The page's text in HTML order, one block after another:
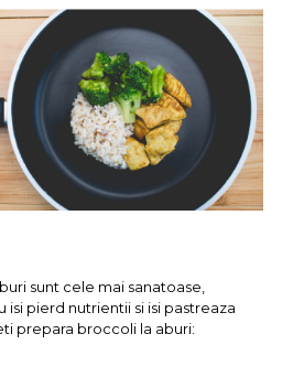
sunt cele mai sanatoase,
pierd nutrientii si isi pastreaza
prepara broccoli la aburi: